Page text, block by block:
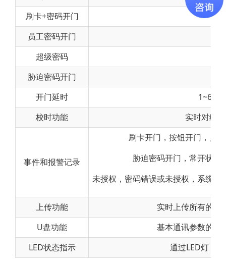
刷卡+密码开门
支
员工密码开门
超级密码
胁迫密码开门
开门延时
1~600
校时功能
实时对终
事件和报警记录
刷卡开门，按钮开门，员
胁迫密码开门，常开状态
未授权，密码错误或未授权，系统
上传功能
实时上传所有的刷
U盘功能
基本通讯参数的设
LED状态指示
通过LED灯，